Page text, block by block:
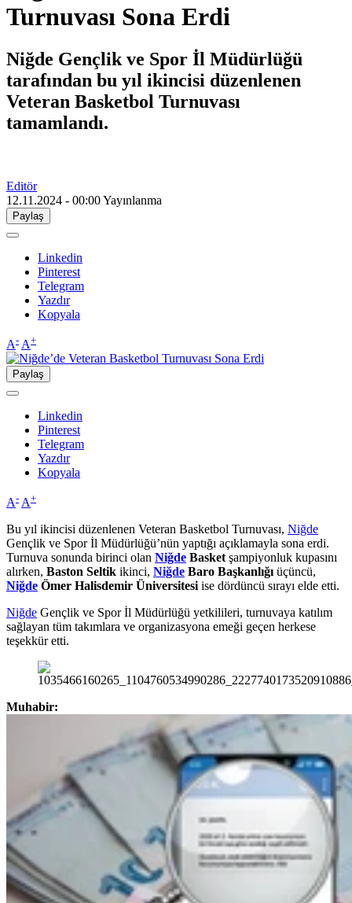
Turnuvası Sona Erdi
Niğde Gençlik ve Spor İl Müdürlüğü
tarafından bu yıl ikincisi düzenlenen
Veteran Basketbol Turnuvası
tamamlandı.
Editör
12.11.2024 - 00:00Yayınlanma
Paylaş
Linkedin
Pinterest
Telegram
Yazdır
Kopyala
A- A+
Paylaş
Linkedin
Pinterest
Telegram
Yazdır
Kopyala
A- A+
Bu yıl ikincisi düzenlenen Veteran Basketbol Turnuvası, Niğde
Gençlik ve Spor İl Müdürlüğü’nün yaptığı açıklamayla sona erdi.
Turnuva sonunda birinci olan Niğde Basketşampiyonluk kupasını
alırken, Baston Seltik ikinci, Niğde Baro Başkanlığıüçüncü,
Niğde Ömer Halisdemir Üniversitesiise dördüncü sırayı elde etti.
Niğde Gençlik ve Spor İl Müdürlüğü yetkilileri, turnuvaya katılım
sağlayan tüm takımlara ve organizasyona emeği geçen herkese
teşekkür etti.
Muhabir: